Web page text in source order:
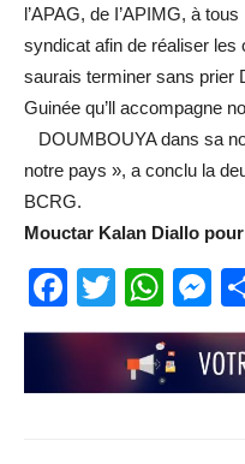
l’APAG, de I’APIMG, à
syndicat afin de réaliser
saurais terminer sans prier
Guinée qu’ll accompagne
DOUMBOUYA dans sa
notre pays », a conclu la
BCRG.
Mouctar Kalan Diallo
Facebook
Twitter